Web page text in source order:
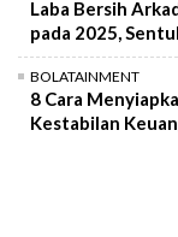
Laba Bersih
pada 2025,
BOLATAINMENT
8 Cara
Kestabilan